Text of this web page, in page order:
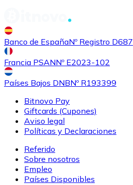
Comprar
SHIB
ComprarUniswap
UNI
Banco de EspañaNº Registro D687
Francia PSANNº E2023-102
Países Bajos DNBNº R193399
Bitnovo Pay
Giftcards (Cupones)
Aviso legal
Políticas y Declaraciones
Referido
Sobre nosotros
Empleo
Países Disponibles